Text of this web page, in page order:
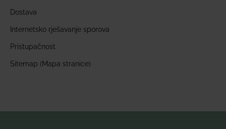
Dostava
Internetsko rješavanje sporova
Pristupačnost
Sitemap (Mapa stranice)